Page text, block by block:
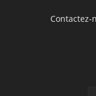
Contactez-